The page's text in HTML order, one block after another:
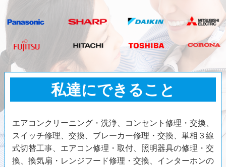
私達にできること
エアコンクリーニング・洗浄、コンセント修理・交換、
スイッチ修理、交換、ブレーカー修理・交換、単相３線
式切替工事、エアコン修理・取付、照明器具の修理・交
換、換気扇・レンジフード修理・交換、インターホンの